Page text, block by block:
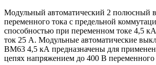
Модульный автоматический 2 полюсный
переменного тока с предельной
способностью при переменном токе 4,5
ток 25 А. Модульные автоматические
ВМ63 4,5 кА предназначены для
цепях напряжением до 400 В переменного